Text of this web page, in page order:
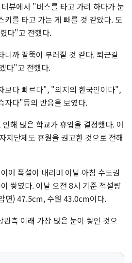
뷰에서 "버스를 타고 가려 하다가 눈
키를 타고 가는 게 빠를 것 같았다. 도
다"고 전했다.
니까 팔뚝이 부러질 것 같다. 퇴근길
다"고 전했다.
보다 빠르다", "의지의 한국인이다",
자다"등의 반응을 보였다.
해 많은 학교가 휴업을 결정했다. 어
치단체도 휴원을 권고한 것으로 전해
어 폭설이 내리며 이날 아침 수도권
쌓였다. 이날 오전 8시 기준 적설량
면) 47.5cm, 수원 43.0cm이다.
측 이래 가장 많은 눈이 쌓인 것으